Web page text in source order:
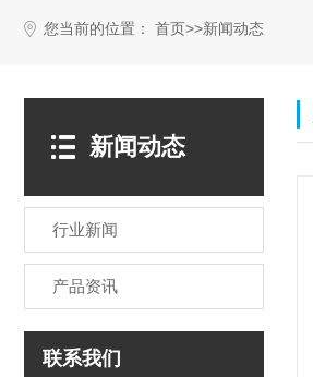
您当前的位置： 首页 >>新闻动态
新闻动态
行业新闻
产品资讯
联系我们